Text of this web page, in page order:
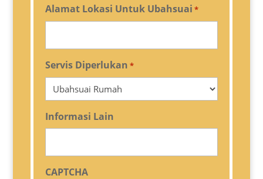
Alamat Lokasi Untuk Ubahsuai *
Servis Diperlukan *
Informasi Lain
CAPTCHA